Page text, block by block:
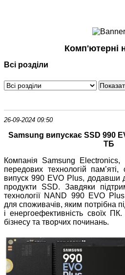
Смартфони
Периферія
Програмне
Комп'ютерні
Всі розділи
26-09-2024 09:50
Samsung випускає SSD 990
ТБ
Компанія Samsung Electronics,
передових технологій
випуск 990 EVO Plus, додавши
продукти SSD. Завдяки
технології NAND 990 EVO
для споживачів, яким потрібна
і енергоефективність своїх
бізнесу та творчих починань.